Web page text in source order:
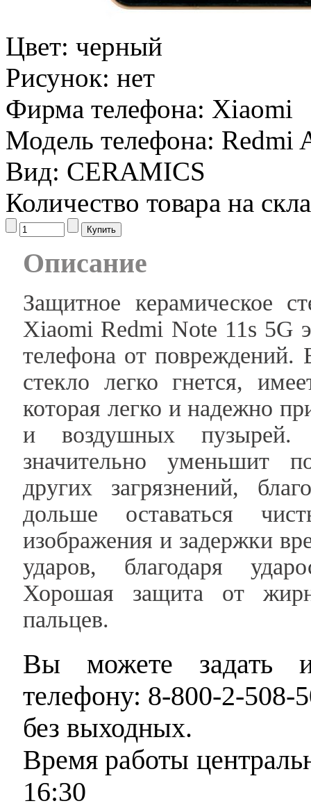
Цвет: черный
Рисунок: нет
Фирма телефона: Xiaomi
Модель телефона: Redmi
Вид: CERAMICS
Количество товара на
Описание
Защитное керамическое
Xiaomi Redmi Note 11s 5G
телефона от повреждений.
стекло легко гнется,
которая легко и надежно
и воздушных пузырей.
значительно уменьшит
других загрязнений,
дольше оставаться
изображения и задержки
ударов, благодаря
Хорошая защита от
пальцев.
Вы можете задать
телефону: 8-800-2-508-
без выходных.
Время работы
16:30